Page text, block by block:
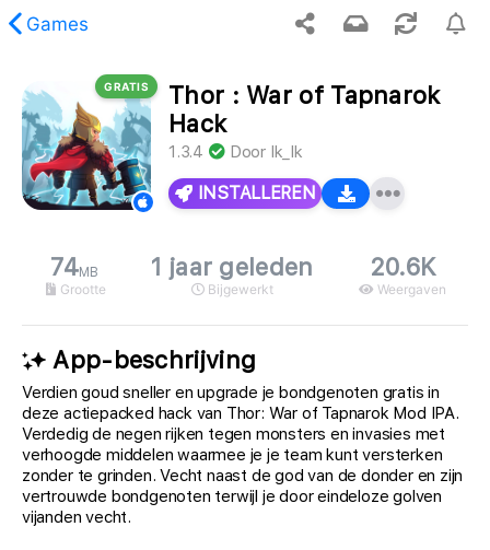
Games
inhoud is niet gevonden.
GRATIS
Thor : War of Tapnarok
Hack
1.3.4 Door Ik_Ik
INSTALLEREN
74MB
Grootte
1 jaar geleden
Bijgewerkt
20.6K
Weergaven
App-beschrijving
Verdien goud sneller en upgrade je bondgenoten gratis in
deze actiepacked hack van Thor: War of Tapnarok Mod IPA.
Verdedig de negen rijken tegen monsters en invasies met
verhoogde middelen waarmee je je team kunt versterken
zonder te grinden. Vecht naast de god van de donder en zijn
vertrouwde bondgenoten terwijl je door eindeloze golven
vijanden vecht.